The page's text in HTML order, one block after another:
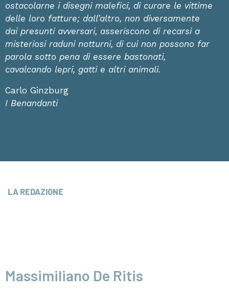
ostacolarne i disegni malefici, di curare le vittime
delle loro fatture; dall’altro, non diversamente
dai presunti avversari, asseriscono di recarsi a
misteriosi raduni notturni, di cui non possono far
parola sotto pena di essere bastonati,
cavalcando lepri, gatti e altri animali.
Carlo Ginzburg
I Benandanti
LA REDAZIONE
Massimiliano De Ritis